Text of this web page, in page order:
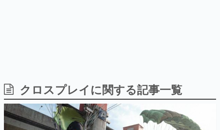
日本のモバイルゲーム史における主要なトピック・タイト
ルを網羅するほか、開発者へのインタビューや識者による
解説を掲載。約20年の歴史が一望できる決定版！
若ゲのいたり〜ゲームクリエイターの青春〜
『うつヌケ』『ペンと箸』等で知られるマンガ家・田中圭